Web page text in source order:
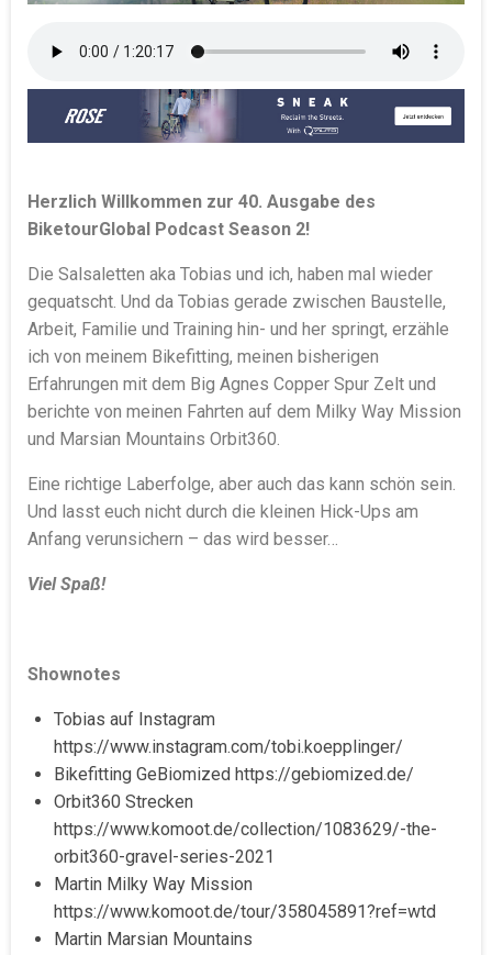
Herzlich Willkommen zur 40. Ausgabe des
BiketourGlobal Podcast Season 2!
Die Salsaletten aka Tobias und ich, haben mal wieder
gequatscht. Und da Tobias gerade zwischen Baustelle,
Arbeit, Familie und Training hin- und her springt, erzähle
ich von meinem Bikefitting, meinen bisherigen
Erfahrungen mit dem Big Agnes Copper Spur Zelt und
berichte von meinen Fahrten auf dem Milky Way Mission
und Marsian Mountains Orbit360.
Eine richtige Laberfolge, aber auch das kann schön sein.
Und lasst euch nicht durch die kleinen Hick-Ups am
Anfang verunsichern – das wird besser…
Viel Spaß!
Shownotes
Tobias auf Instagram
https://www.instagram.com/tobi.koepplinger/
Bikefitting GeBiomized https://gebiomized.de/
Orbit360 Strecken
https://www.komoot.de/collection/1083629/-the-
orbit360-gravel-series-2021
Martin Milky Way Mission
https://www.komoot.de/tour/358045891?ref=wtd
Martin Marsian Mountains